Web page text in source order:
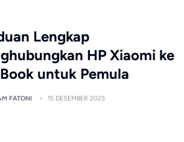
Lengkap
HP Xiaomi ke
untuk Pemula
FATONI 15 DESEMBER 2025